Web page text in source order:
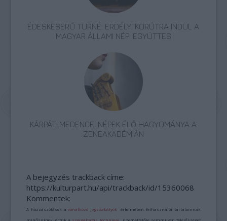
ÉDESKESERŰ TURNÉ: ERDÉLYI KÖRÚTRA INDUL A
MAGYAR ÁLLAMI NÉPI EGYÜTTES
KÁRPÁT-MEDENCEI NÉPEK ÉLŐ HAGYOMÁNYA A
ZENEAKADÉMIÁN
A bejegyzés trackback címe:
https://kulturpart.hu/api/trackback/id/15360068
Kommentek:
A hozzászólások avonatkozó jogszabályok értelmében felhasználói tartalomnak
minősülnek, értük a szolgáltatás technikai üzemeltetője semmilyen felelősséget